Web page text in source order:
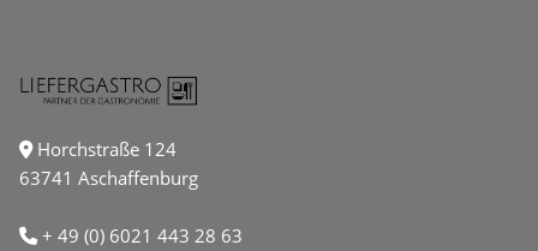
Horchstraße 124
63741 Aschaffenburg
+ 49 (0) 6021 443 28 63